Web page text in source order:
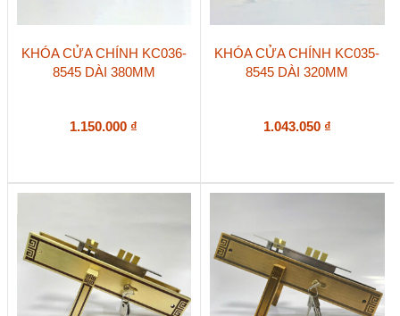
KHÓA CỬA CHÍNH KC036-
8545 DÀI 380MM
1.150.000 ₫
KHÓA CỬA CHÍNH KC035-
8545 DÀI 320MM
1.043.050 ₫